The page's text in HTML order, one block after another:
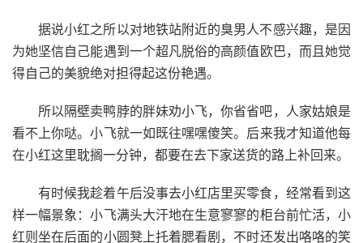
据说小红之所以对地铁站附近的臭男人不感兴趣，是因
为她坚信自己能遇到一个超凡脱俗的高颜值欧巴，而且她觉
得自己的美貌绝对担得起这份艳遇。
所以隔壁卖鸭脖的胖妹劝小飞，你省省吧，人家姑娘是
看不上你哒。小飞就一如既往嘿嘿傻笑。后来我才知道他每
在小红这里耽搁一分钟，都要在去下家送货的路上补回来。
有时候我趁着午后没事去小红店里买零食，经常看到这
样一幅景象：小飞满头大汗地在生意寥寥的柜台前忙活，小
红则坐在后面的小圆凳上托着腮看剧，不时还发出咯咯的笑